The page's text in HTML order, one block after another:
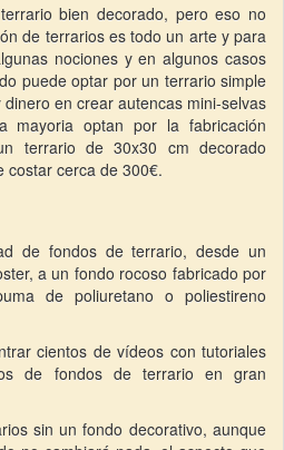
bien decorado, pero eso no
de terrarios es todo un arte y para
nociones y en algunos casos
puede optar por un terrario simple
en crear autencas mini-selvas
mayoria optan por la fabricación
terrario de 30x30 cm decorado
costar cerca de 300€.
de fondos de terrario, desde un
a un fondo rocoso fabricado por
de poliuretano o poliestireno
cientos de vídeos con tutoriales
de fondos de terrario en gran
sin un fondo decorativo, aunque